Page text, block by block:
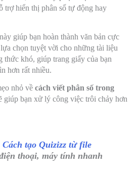
trợ hiển thị phân số tự động hay
giúp bạn hoàn thành văn bản cực
chọn tuyệt vời cho những tài liệu
thức khó, giúp trang giấy của bạn
hơn rất nhiều.
nhỏ về cách viết phân số trong
giúp bạn xử lý công việc trôi chảy hơn
Cách tạo Quizizz từ file
thoại, máy tính nhanh